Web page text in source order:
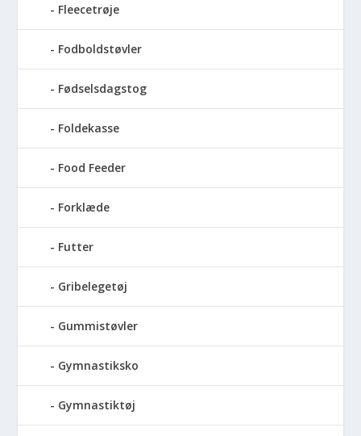
Fleecetrøje
Fodboldstøvler
Fødselsdagstog
Foldekasse
Food Feeder
Forklæde
Futter
Gribelegetøj
Gummistøvler
Gymnastiksko
Gymnastiktøj